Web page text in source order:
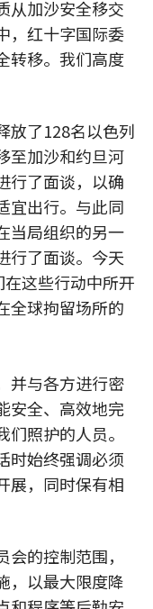
从加沙安全移交
，红十字国际委
转移。我们高度
放了128名以色列
至加沙和约旦河
行了面谈，以确
宜出行。与此同
当局组织的另一
行了面谈。今天
这些行动中所开
全球拘留场所的
并与各方进行密
安全、高效地完
照护的人员。
时始终强调必须
展，同时保有相
的控制范围，
，以最大限度降